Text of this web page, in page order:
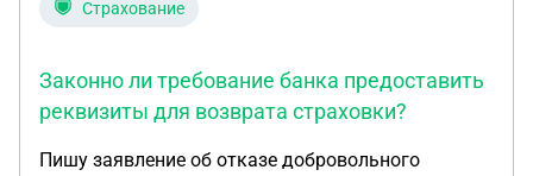
распространять своим знакомым?
Страхование
Законно ли требование банка предоставить
реквизиты для возврата страховки?
Пишу заявление об отказе добровольного